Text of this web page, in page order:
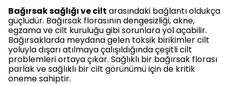
Bağırsak sağlığı ve cilt arasındaki bağlantı oldukça
güçlüdür. Bağırsak florasının dengesizliği, akne,
egzama ve cilt kuruluğu gibi sorunlara yol açabilir.
Bağırsaklarda meydana gelen toksik birikimler cilt
yoluyla dışarı atılmaya çalışıldığında çeşitli cilt
problemleri ortaya çıkar. Sağlıklı bir bağırsak florası
parlak ve sağlıklı bir cilt görünümü için de kritik
öneme sahiptir.